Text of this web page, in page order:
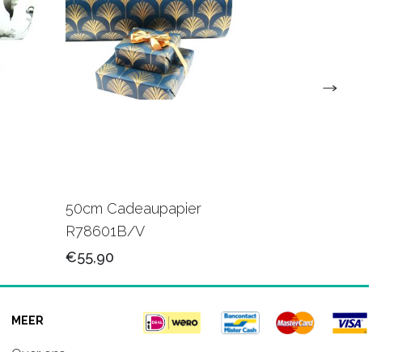
50cm Cadeaupapier
R78601B/V
€55,90
MEER